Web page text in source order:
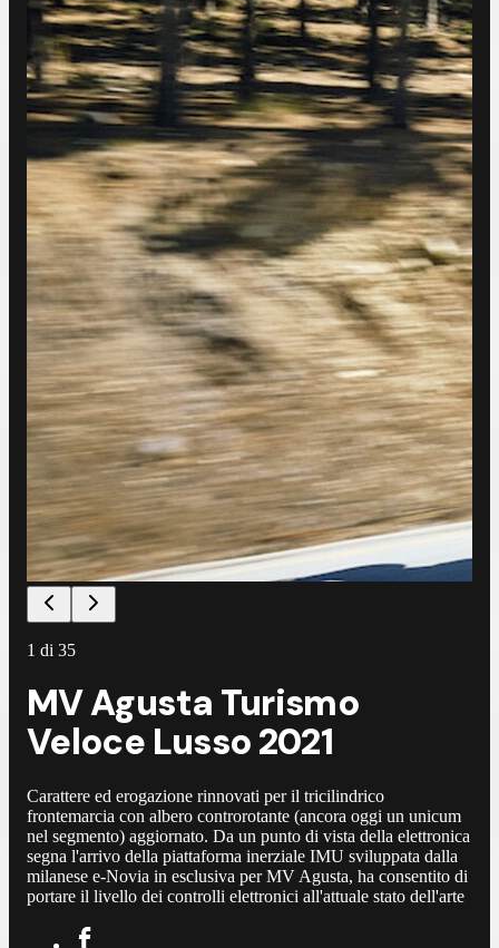
1 di 35
MV Agusta Turismo
Veloce Lusso 2021
Carattere ed erogazione rinnovati per il tricilindrico
frontemarcia con albero controrotante (ancora oggi un unicum
nel segmento) aggiornato. Da un punto di vista della elettronica
segna l'arrivo della piattaforma inerziale IMU sviluppata dalla
milanese e-Novia in esclusiva per MV Agusta, ha consentito di
portare il livello dei controlli elettronici all'attuale stato dell'arte